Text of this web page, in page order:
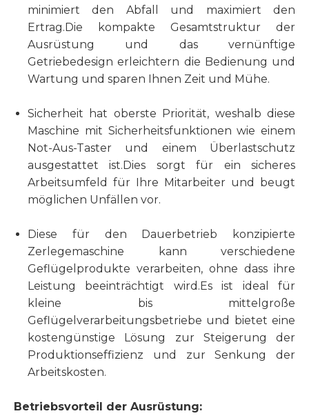
minimiert den Abfall und maximiert den
Ertrag.Die kompakte Gesamtstruktur der
Ausrüstung und das vernünftige
Getriebedesign erleichtern die Bedienung und
Wartung und sparen Ihnen Zeit und Mühe.
Sicherheit hat oberste Priorität, weshalb diese
Maschine mit Sicherheitsfunktionen wie einem
Not-Aus-Taster und einem Überlastschutz
ausgestattet ist.Dies sorgt für ein sicheres
Arbeitsumfeld für Ihre Mitarbeiter und beugt
möglichen Unfällen vor.
Diese für den Dauerbetrieb konzipierte
Zerlegemaschine kann verschiedene
Geflügelprodukte verarbeiten, ohne dass ihre
Leistung beeinträchtigt wird.Es ist ideal für
kleine bis mittelgroße
Geflügelverarbeitungsbetriebe und bietet eine
kostengünstige Lösung zur Steigerung der
Produktionseffizienz und zur Senkung der
Arbeitskosten.
Betriebsvorteil der Ausrüstung: